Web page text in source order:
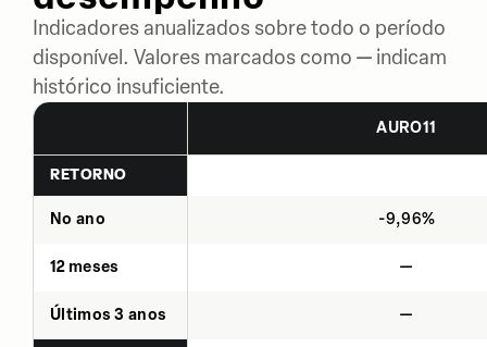
Indicadores anualizados sobre todo o período
disponível. Valores marcados como — indicam
histórico insuficiente.
AURO11
RETORNO
No ano -9,96%
12 meses —
Últimos 3 anos —